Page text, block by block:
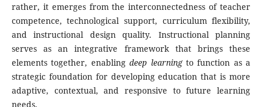
rather, it emerges from the interconnectedness of teacher
competence, technological support, curriculum flexibility,
and instructional design quality. Instructional planning
serves as an integrative framework that brings these
elements together, enablingdeep learningto function as a
strategic foundation for developing education that is more
adaptive, contextual, and responsive to future learning
needs.